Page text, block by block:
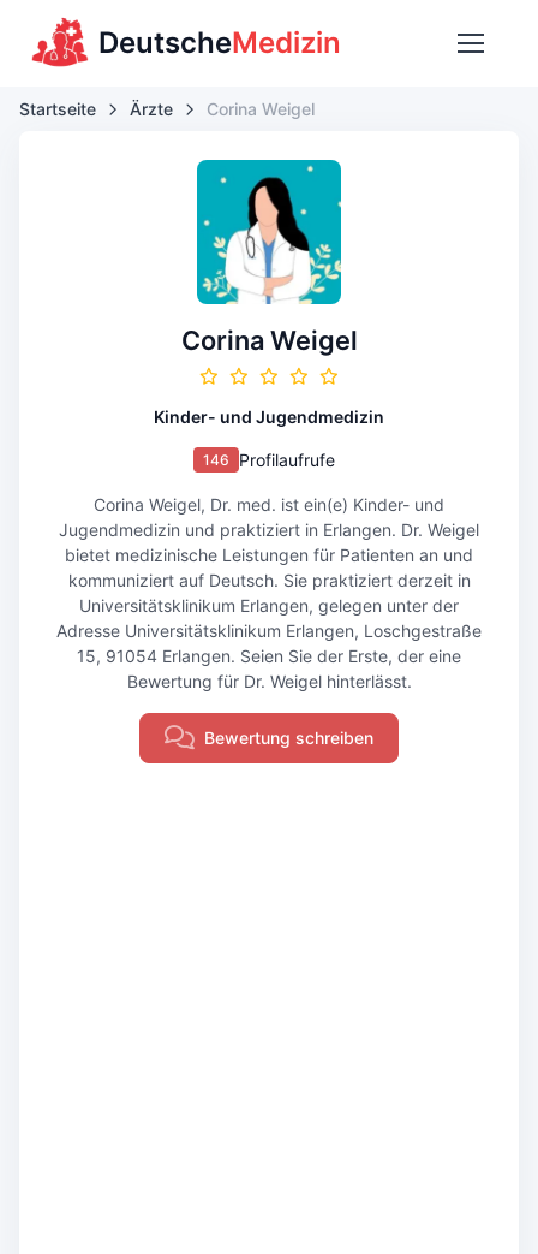
DeutscheMedizin
Startseite Ärzte Corina Weigel
Corina Weigel
Kinder- und Jugendmedizin
146 Profilaufrufe
Corina Weigel, Dr. med. ist ein(e) Kinder- und
Jugendmedizin und praktiziert in Erlangen. Dr. Weigel
bietet medizinische Leistungen für Patienten an und
kommuniziert auf Deutsch. Sie praktiziert derzeit in
Universitätsklinikum Erlangen, gelegen unter der
Adresse Universitätsklinikum Erlangen, Loschgestraße
15, 91054 Erlangen. Seien Sie der Erste, der eine
Bewertung für Dr. Weigel hinterlässt.
Bewertung schreiben